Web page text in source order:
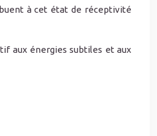
à cet état de réceptivité
aux énergies subtiles et aux